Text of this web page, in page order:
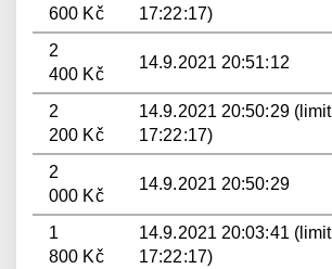
600 Kč
17:22:17)
2
400 Kč
14.9.2021 20:51:12
2
200 Kč
14.9.2021 20:50:29
17:22:17)
2
000 Kč
14.9.2021 20:50:29
1
800 Kč
14.9.2021 20:03:41
17:22:17)